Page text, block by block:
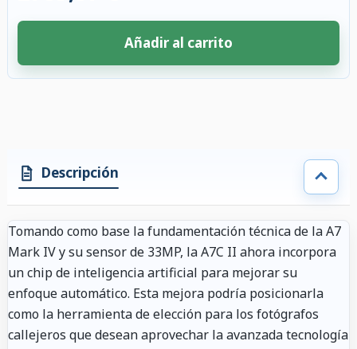
Añadir al carrito
Descripción
Tomando como base la fundamentación técnica de la A7
Mark IV y su sensor de 33MP, la A7C II ahora incorpora
un chip de inteligencia artificial para mejorar su
enfoque automático. Esta mejora podría posicionarla
como la herramienta de elección para los fotógrafos
callejeros que desean aprovechar la avanzada tecnología